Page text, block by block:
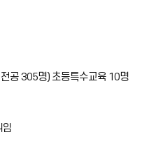
공 305명) 초등특수교육 10명
임